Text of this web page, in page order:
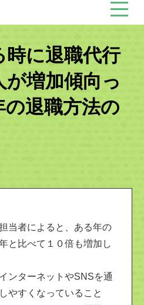
に退職代行
が増加傾向っ
退職方法の
当者によると、ある年の
と比べて１０倍も増加し
ンターネットやSNSを通
やすくなっていること